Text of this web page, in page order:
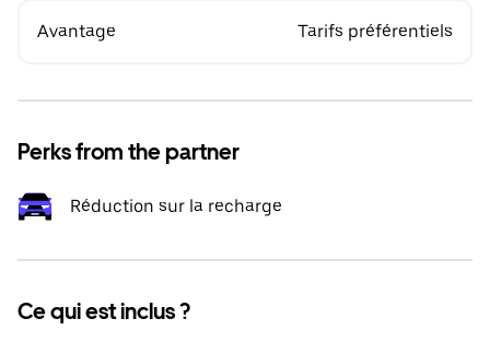
Avantage Tarifs préférentiels
Perks from the partner
Réduction sur la recharge
Ce qui est inclus ?